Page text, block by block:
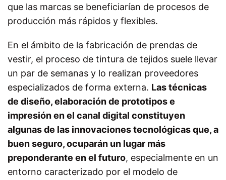
que las marcas se beneficiarían de procesos de
producción más rápidos y flexibles.
En el ámbito de la fabricación de prendas de
vestir, el proceso de tintura de tejidos suele llevar
un par de semanas y lo realizan proveedores
especializados de forma externa. Las técnicas
de diseño, elaboración de prototipos e
impresión en el canal digital constituyen
algunas de las innovaciones tecnológicas que, a
buen seguro, ocuparán un lugar más
preponderante en el futuro, especialmente en un
entorno caracterizado por el modelo de